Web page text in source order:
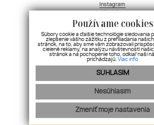
Používame cookies
Súbory cookie a ďalšie technológie sledovania
zlepšenie vášho zážitku z prehliadania
stránok, na to, aby sme vám zobrazovali
cielené reklamy, na analýzu návštevnosti
stránok a na pochopenie toho, odkiaľ naši
prichádzajú. Viac info
SÚHLASÍM
Nesúhlasím
Zmeniť moje nastavenia
Instagram
Youtube
webdesign| webex.digital